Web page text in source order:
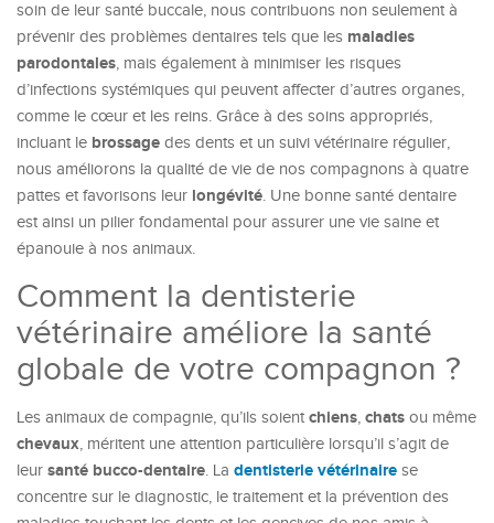
soin de leur santé buccale, nous contribuons non seulement à
prévenir des problèmes dentaires tels que les maladies
parodontales, mais également à minimiser les risques
d’infections systémiques qui peuvent affecter d’autres organes,
comme le cœur et les reins. Grâce à des soins appropriés,
incluant le brossage des dents et un suivi vétérinaire régulier,
nous améliorons la qualité de vie de nos compagnons à quatre
pattes et favorisons leur longévité. Une bonne santé dentaire
est ainsi un pilier fondamental pour assurer une vie saine et
épanouie à nos animaux.
Comment la dentisterie
vétérinaire améliore la santé
globale de votre compagnon ?
Les animaux de compagnie, qu’ils soient chiens, chats ou même
chevaux, méritent une attention particulière lorsqu’il s’agit de
leur santé bucco-dentaire. La dentisterie vétérinaire se
concentre sur le diagnostic, le traitement et la prévention des